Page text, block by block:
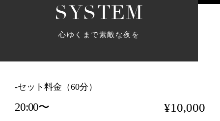
SYSTEM
心ゆくまで素敵な夜を
-セット料金（60分）
20:00〜 ¥10,000